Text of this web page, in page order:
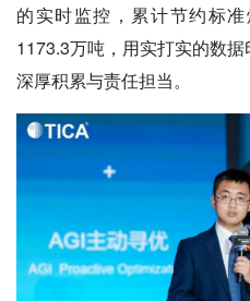
的实时监控，累计节约标
1173.3万吨，用实打实的数
深厚积累与责任担当。